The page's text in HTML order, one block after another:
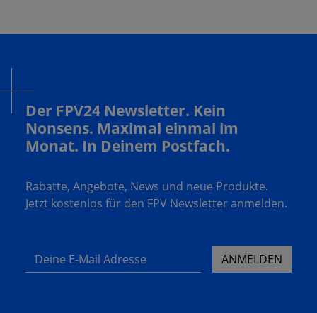
Der FPV24 Newsletter. Kein
Nonsens. Maximal einmal im
Monat. In Deinem Postfach.
Rabatte, Angebote, News und neue Produkte.
Jetzt kostenlos für den FPV Newsletter anmelden.
Deine E-Mail Adresse ANMELDEN